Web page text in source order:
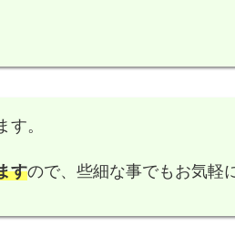
。
すので、些細な事でもお気軽